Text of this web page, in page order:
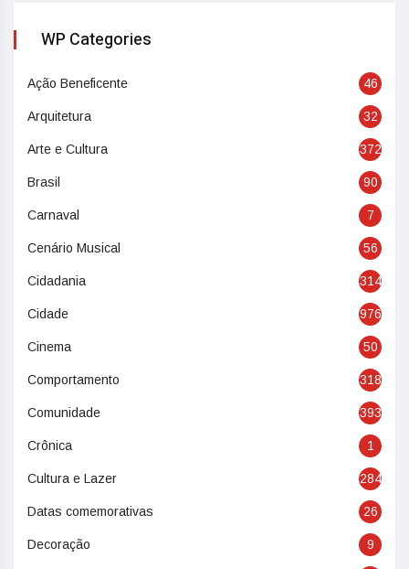
WP Categories
Ação Beneficente 46
Arquitetura 32
Arte e Cultura 372
Brasil 90
Carnaval 7
Cenário Musical 56
Cidadania 314
Cidade 976
Cinema 50
Comportamento 318
Comunidade 393
Crônica 1
Cultura e Lazer 284
Datas comemorativas 26
Decoração 9